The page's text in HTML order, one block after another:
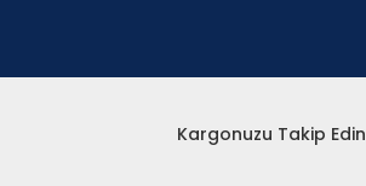
Kargonuzu Takip Edin